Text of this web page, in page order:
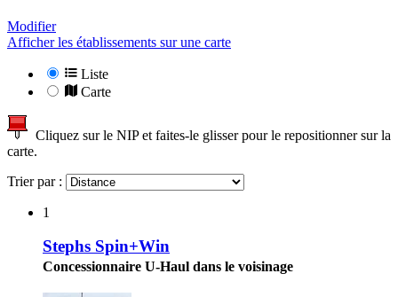
Modifier
Afficher les établissements sur une carte
Liste
Carte
Cliquez sur le NIP et faites-le glisser pour le repositionner sur la
carte.
Trier par :
1
Stephs Spin+Win
Concessionnaire U-Haul dans le voisinage